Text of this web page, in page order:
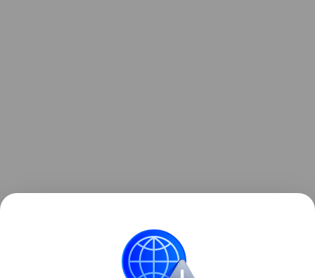
получили дисциплинарные взыскания — им
объявили замечания.